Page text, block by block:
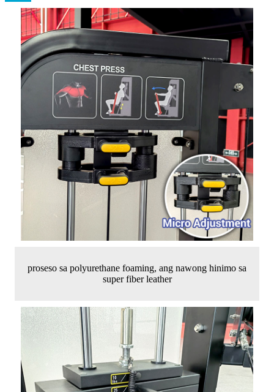
proseso sa polyurethane foaming, ang nawong hinimo sa
super fiber leather